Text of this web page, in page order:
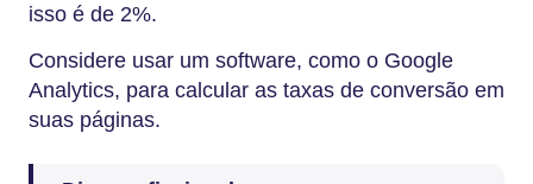
isso é de 2%.
Considere usar um software, como o Google
Analytics, para calcular as taxas de conversão em
suas páginas.